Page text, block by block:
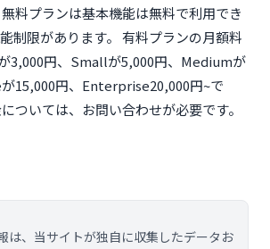
料プランは基本機能は無料で利用でき
制限があります。 有料プランの月額料
3,000円、Smallが5,000円、Mediumが
15,000円、Enterprise20,000円~で
ついては、お問い合わせが必要です。
は、当サイトが独自に収集したデータお